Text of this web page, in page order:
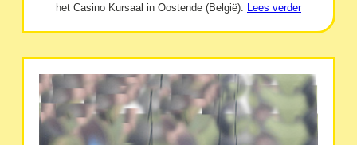
het Casino Kursaal in Oostende (België). Lees verder